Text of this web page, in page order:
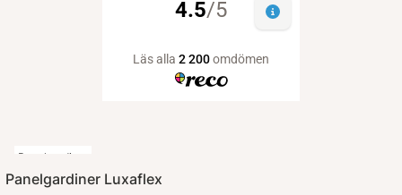
Panelgardiner
Panelgardiner Luxaflex